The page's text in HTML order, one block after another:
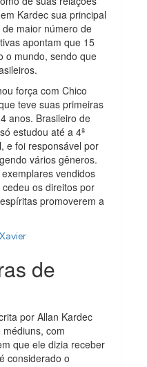
Kardec sua principal
maior número de
apontam que 15
o mundo, sendo que
força com Chico
teve suas primeiras
anos. Brasileiro de
estudou até a 4ª
e foi responsável por
vários gêneros.
vendidos
os direitos por
promoverem a
de
por Allan Kardec
com
que ele dizia receber
considerado o